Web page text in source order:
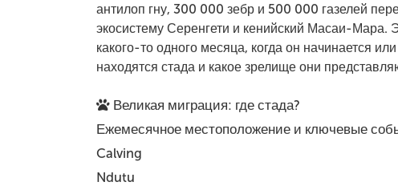
антилоп гну, 300 000 зебр и 500 000 газелей
экосистему Серенгети и кенийский Масаи-Мара.
какого-то одного месяца, когда он начинается
находятся стада и какое зрелище они
Великая миграция: где стада?
Ежемесячное местоположение и ключевые
Calving
Ndutu